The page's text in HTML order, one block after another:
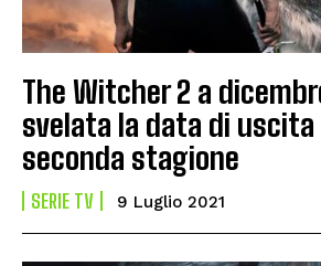
The Witcher 2 a
svelata la data di uscita
seconda stagione
SERIE TV 9 Luglio 2021